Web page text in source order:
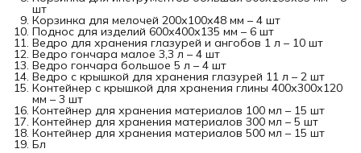
шт
Корзинка для мелочей 200х100х48 мм – 4 шт
Поднос для изделий 600х400х135 мм – 6 шт
Ведро для хранения глазурей и ангобов 1 л – 10 шт
Ведро гончара малое 3,3 л – 4 шт
Ведро гончара большое 5 л – 4 шт
Ведро с крышкой для хранения глазурей 11 л – 2 шт
Контейнер с крышкой для хранения глины 400х300х120
мм – 3 шт
Контейнер для хранения материалов 100 мл – 15 шт
Контейнер для хранения материалов 300 мл – 5 шт
Контейнер для хранения материалов 500 мл – 15 шт
Бл